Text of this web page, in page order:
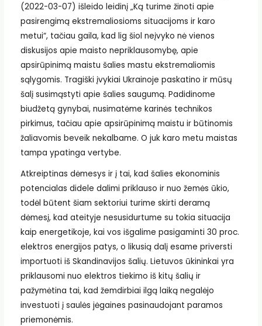
(2022-03-07) išleido leidinį „Ką turime žinoti apie
pasirengimą ekstremaliosioms situacijoms ir karo
metui“, tačiau gaila, kad lig šiol neįvyko nė vienos
diskusijos apie maisto nepriklausomybę, apie
apsirūpinimą maistu šalies mastu ekstremaliomis
sąlygomis. Tragiški įvykiai Ukrainoje paskatino ir mūsų
šalį susimąstyti apie šalies saugumą. Padidinome
biudžetą gynybai, nusimatėme karinės technikos
pirkimus, tačiau apie apsirūpinimą maistu ir būtinomis
žaliavomis beveik nekalbame. O juk karo metu maistas
tampa ypatinga vertybe.
Atkreiptinas dėmesys ir į tai, kad šalies ekonominis
potencialas didele dalimi priklauso ir nuo žemės ūkio,
todėl būtent šiam sektoriui turime skirti deramą
dėmesį, kad ateityje nesusidurtume su tokia situacija
kaip energetikoje, kai vos išgalime pasigaminti 30 proc.
elektros energijos patys, o likusią dalį esame priversti
importuoti iš Skandinavijos šalių. Lietuvos ūkininkai yra
priklausomi nuo elektros tiekimo iš kitų šalių ir
pažymėtina tai, kad žemdirbiai ilgą laiką negalėjo
investuoti į saulės jėgaines pasinaudojant paramos
priemonėmis.